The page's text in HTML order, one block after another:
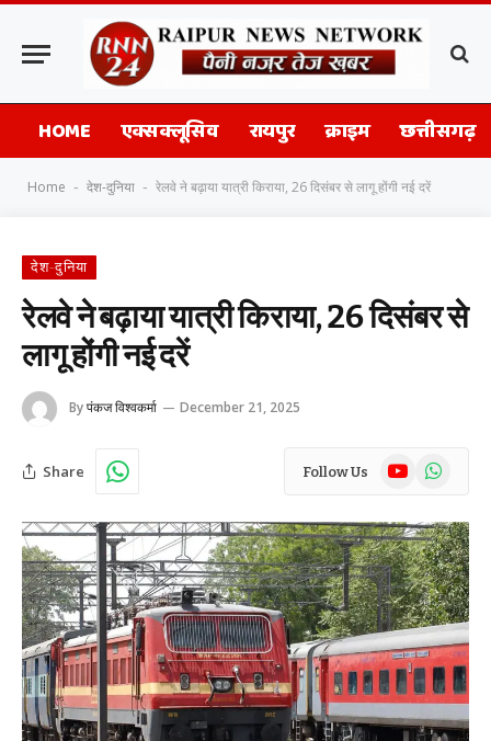
HOME एक्सक्लूसिव रायपुर क्राइम छत्तीसगढ़
Home - देश-दुनिया - रेलवे ने बढ़ाया यात्री किराया, 26 दिसंबर से लागू होंगी नई दरें
देश-दुनिया
रेलवे ने बढ़ाया यात्री किराया, 26 दिसंबर से
लागू होंगी नई दरें
Byपंकज विश्वकर्मा December 21, 2025
Share Follow Us YouTubeWhatsApp